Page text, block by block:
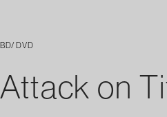
BD/DVD
Attack on